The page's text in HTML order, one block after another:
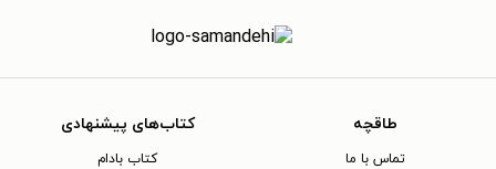
طاقچه
تماس با ما
کتاب‌های پیشنهادی
کتاب بادام